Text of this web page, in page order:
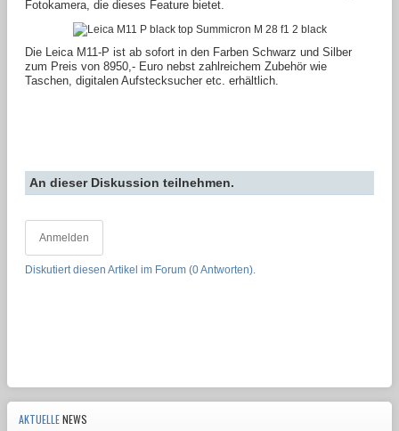
Fotokamera, die dieses Feature bietet.
Die Leica M11-P ist ab sofort in den Farben Schwarz und Silber
zum Preis von 8950,- Euro nebst zahlreichem Zubehör wie
Taschen, digitalen Aufstecksucher etc. erhältlich.
An dieser Diskussion teilnehmen.
Anmelden
Diskutiert diesen Artikel im Forum (0 Antworten).
AKTUELLENEWS